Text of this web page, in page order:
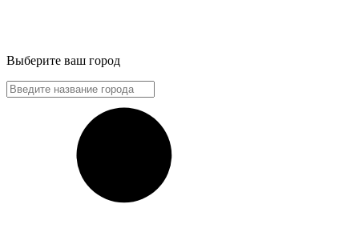
Выберите ваш город